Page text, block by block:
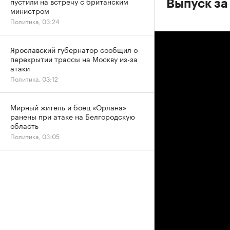
Выпуск
министром
Политика, 03:24
Ярославский губернатор сообщил о
перекрытии трассы на Москву из-за
атаки
Политика, 03:12
Мирный житель и боец «Орлана»
ранены при атаке на Белгородскую
область
Политика, 03:05